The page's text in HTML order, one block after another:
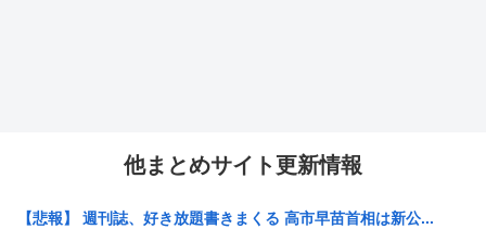
他まとめサイト更新情報
【悲報】 週刊誌、好き放題書きまくる 高市早苗首相は新公...